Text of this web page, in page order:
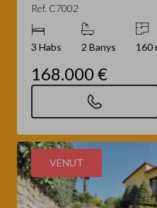
Ref. C7002
3 Habs 2 Banys 160
168.000 €
VENUT